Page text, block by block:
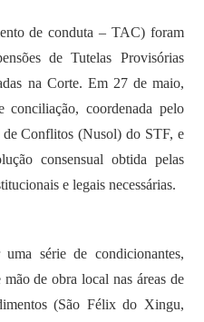
de conduta – TAC) foram
de Tutelas Provisórias
na Corte. Em 27 de maio,
conciliação, coordenada pelo
Conflitos (Nusol) do STF, e
consensual obtida pelas
e legais necessárias.
série de condicionantes,
de obra local nas áreas de
(São Félix do Xingu,